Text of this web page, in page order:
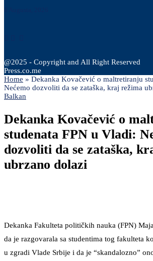
@2025 - Copyright and All Right Reserved
Press.co.me
Home » Dekanka Kovačević o maltretiranju
Nećemo dozvoliti da se zataška, kraj režima
Balkan
Dekanka Kovačević o
studenata FPN u Vladi:
dozvoliti da se zataška,
ubrzano dolazi
Dekanka Fakulteta političkih nauka (FPN)
da je razgovarala sa studentima tog fakulteta
u zgradi Vlade Srbije i da je “skandalozno”